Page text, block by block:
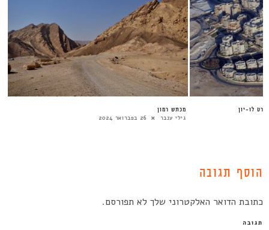
מכתש רמון
גילי ענבר 26 בפברואר 2024
לו-יון
הוסף תגובה
כתובת הדואר האלקטרוני שלך לא תפורסם.
תגובה